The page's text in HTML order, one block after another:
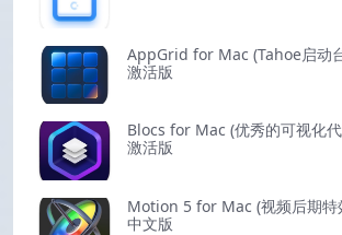
AppGrid for Mac (Tahoe启动
激活版
Blocs for Mac (优秀的可视化
激活版
Motion 5 for Mac (视频后期特
中文版